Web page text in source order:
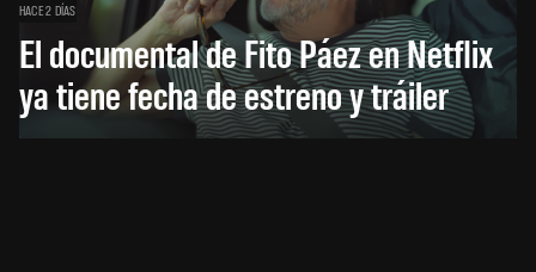
HACE 2 DÍAS
El documental de Fito Páez en Netflix
ya tiene fecha de estreno y tráiler